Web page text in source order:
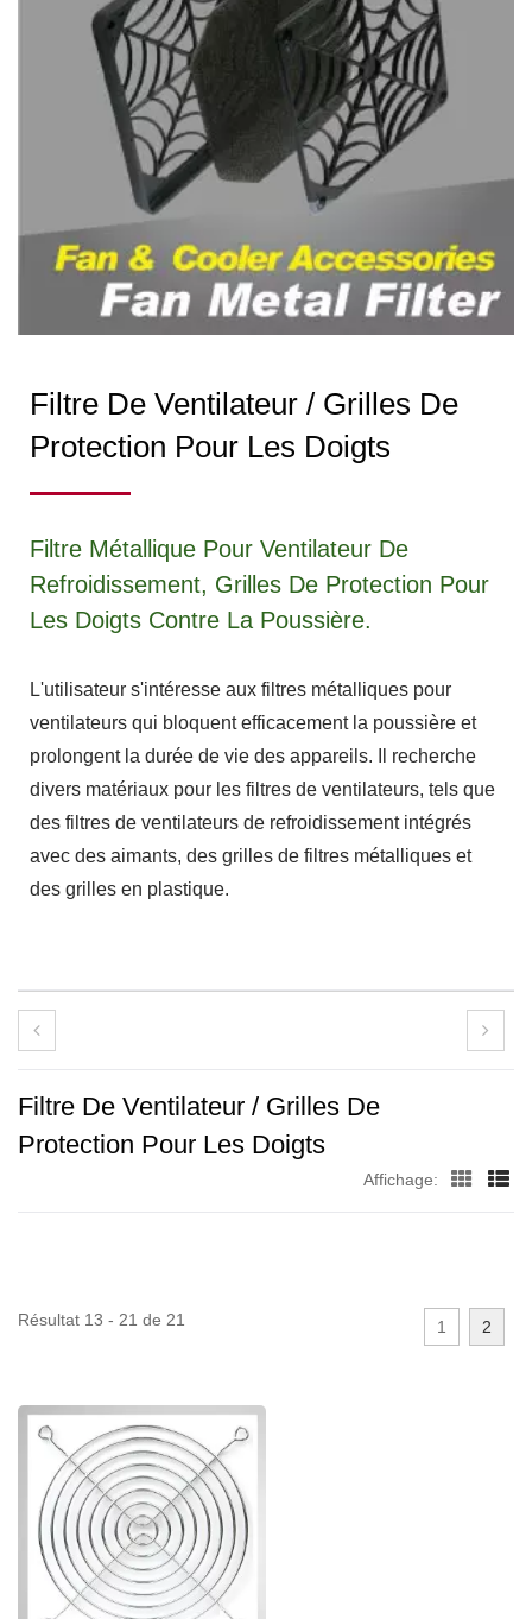
Filtre De Ventilateur / Grilles De
Protection Pour Les Doigts
Filtre Métallique Pour Ventilateur De
Refroidissement, Grilles De Protection Pour
Les Doigts Contre La Poussière.
L'utilisateur s'intéresse aux filtres métalliques pour
ventilateurs qui bloquent efficacement la poussière et
prolongent la durée de vie des appareils. Il recherche
divers matériaux pour les filtres de ventilateurs, tels que
des filtres de ventilateurs de refroidissement intégrés
avec des aimants, des grilles de filtres métalliques et
des grilles en plastique.
Filtre De Ventilateur / Grilles De
Protection Pour Les Doigts
Affichage:
Résultat 13 - 21 de 21 1 2